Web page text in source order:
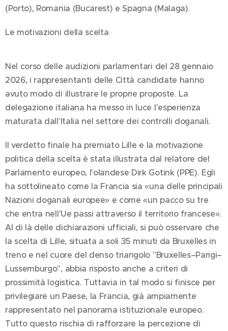
(Porto), Romania (Bucarest) e Spagna (Malaga).
Le motivazioni della scelta
Nel corso delle audizioni parlamentari del 28 gennaio
2026, i rappresentanti delle Città candidate hanno
avuto modo di illustrare le proprie proposte. La
delegazione italiana ha messo in luce l'esperienza
maturata dall'Italia nel settore dei controlli doganali.
Il verdetto finale ha premiato Lille e la motivazione
politica della scelta è stata illustrata dal relatore del
Parlamento europeo, l'olandese Dirk Gotink (PPE). Egli
ha sottolineato come la Francia sia «una delle principali
Nazioni doganali europee» e come «un pacco su tre
che entra nell'Ue passi attraverso il territorio francese».
Al di là delle dichiarazioni ufficiali, si può osservare che
la scelta di Lille, situata a soli 35 minuti da Bruxelles in
treno e nel cuore del denso triangolo "Bruxelles–Parigi–
Lussemburgo", abbia risposto anche a criteri di
prossimità logistica. Tuttavia in tal modo si finisce per
privilegiare un Paese, la Francia, già ampiamente
rappresentato nel panorama istituzionale europeo.
Tutto questo rischia di rafforzare la percezione di